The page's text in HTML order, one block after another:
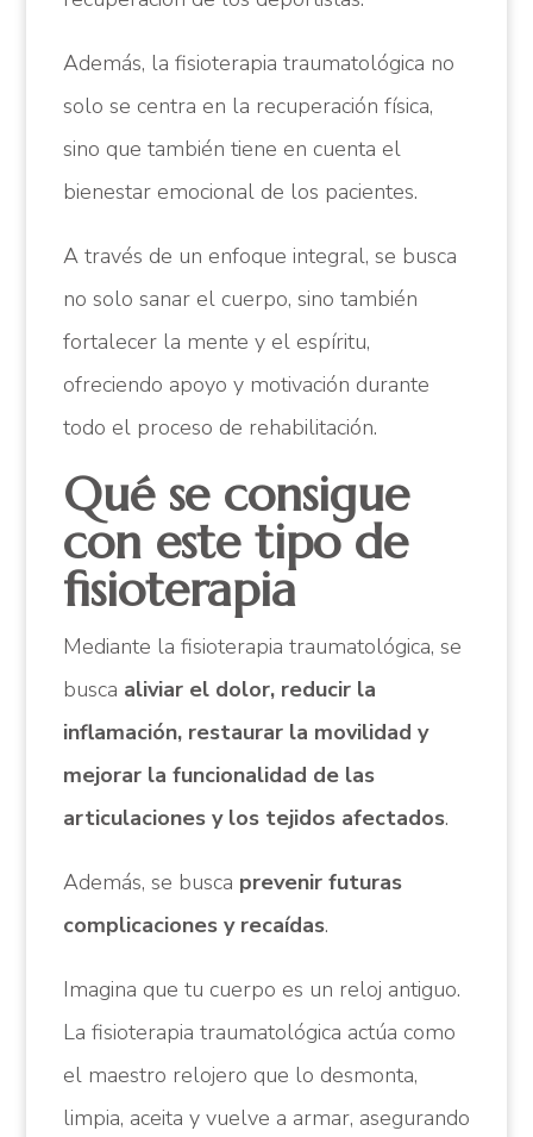
Además, la fisioterapia traumatológica no
solo se centra en la recuperación física,
sino que también tiene en cuenta el
bienestar emocional de los pacientes.
A través de un enfoque integral, se busca
no solo sanar el cuerpo, sino también
fortalecer la mente y el espíritu,
ofreciendo apoyo y motivación durante
todo el proceso de rehabilitación.
Qué se consigue
con este tipo de
fisioterapia
Mediante la fisioterapia traumatológica, se
busca aliviar el dolor, reducir la
inflamación, restaurar la movilidad y
mejorar la funcionalidad de las
articulaciones y los tejidos afectados.
Además, se busca prevenir futuras
complicaciones y recaídas.
Imagina que tu cuerpo es un reloj antiguo.
La fisioterapia traumatológica actúa como
el maestro relojero que lo desmonta,
limpia, aceita y vuelve a armar, asegurando